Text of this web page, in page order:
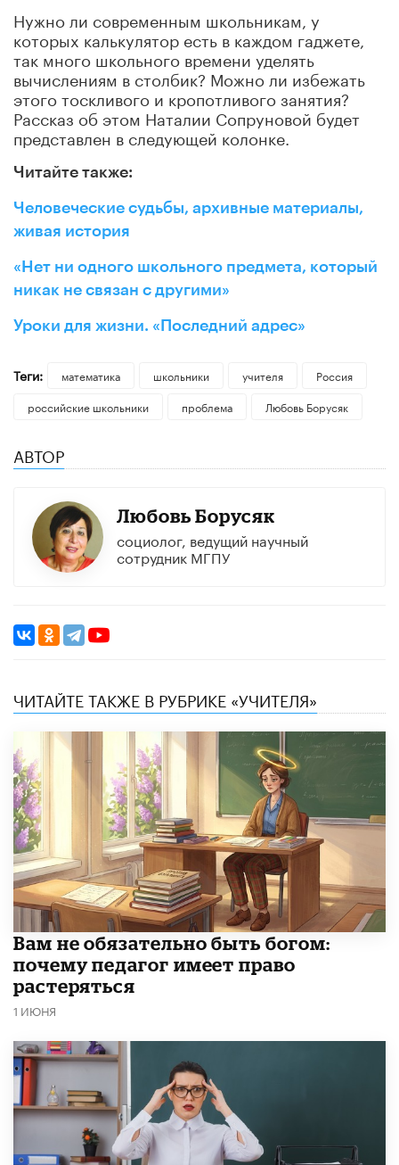
Нужно ли современным школьникам, у
которых калькулятор есть в каждом гаджете,
так много школьного времени уделять
вычислениям в столбик? Можно ли избежать
этого тоскливого и кропотливого занятия?
Рассказ об этом Наталии Сопруновой будет
представлен в следующей колонке.
Читайте также:
Человеческие судьбы, архивные материалы,
живая история
«Нет ни одного школьного предмета, который
никак не связан с другими»
Уроки для жизни. «Последний адрес»
Теги: математика школьники учителя
Россия
российские школьники
проблема Любовь Борусяк
АВТОР
Любовь Борусяк
социолог, ведущий научный
сотрудник МГПУ
ЧИТАЙТЕ ТАКЖЕ В РУБРИКЕ «УЧИТЕЛЯ»
​Вам не обязательно быть богом:
почему педагог имеет право
растеряться
1 ИЮНЯ